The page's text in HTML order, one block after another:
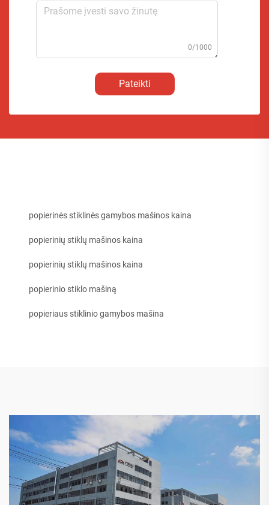
0/1000
Pateikti
popierinės stiklinės gamybos mašinos kaina
popierinių stiklų mašinos kaina
popierinių stiklų mašinos kaina
popierinio stiklo mašiną
popieriaus stiklinio gamybos mašina